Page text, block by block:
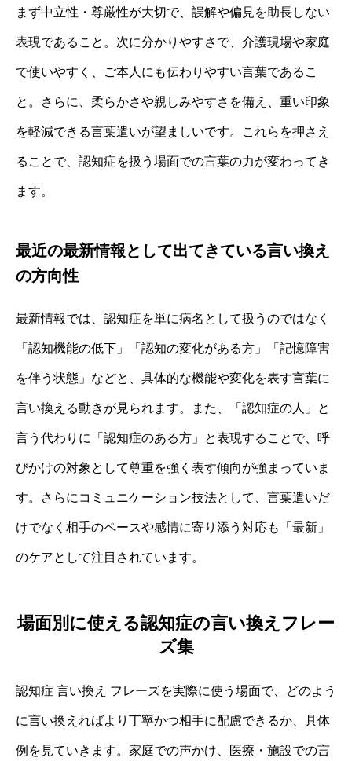
まず中立性・尊厳性が大切で、誤解や偏見を助長しない
表現であること。次に分かりやすさで、介護現場や家庭
で使いやすく、ご本人にも伝わりやすい言葉であるこ
と。さらに、柔らかさや親しみやすさを備え、重い印象
を軽減できる言葉遣いが望ましいです。これらを押さえ
ることで、認知症を扱う場面での言葉の力が変わってき
ます。
最近の最新情報として出てきている言い換え
の方向性
最新情報では、認知症を単に病名として扱うのではなく
「認知機能の低下」「認知の変化がある方」「記憶障害
を伴う状態」などと、具体的な機能や変化を表す言葉に
言い換える動きが見られます。また、「認知症の人」と
言う代わりに「認知症のある方」と表現することで、呼
びかけの対象として尊重を強く表す傾向が強まっていま
す。さらにコミュニケーション技法として、言葉遣いだ
けでなく相手のペースや感情に寄り添う対応も「最新」
のケアとして注目されています。
場面別に使える認知症の言い換えフレー
ズ集
認知症 言い換え フレーズを実際に使う場面で、どのよう
に言い換えればより丁寧かつ相手に配慮できるか、具体
例を見ていきます。家庭での声かけ、医療・施設での言